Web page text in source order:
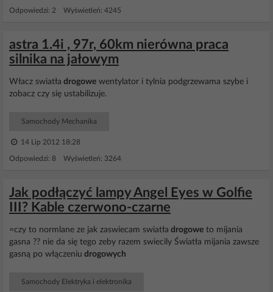
Odpowiedzi: 2 Wyświetleń: 4245
astra 1.4i , 97r, 60km nierówna praca
silnika na jałowym
Włacz swiatła drogowe wentylator i tylnia podgrzewama szybe i
zobacz czy się ustabilizuje.
Samochody Mechanika
14 Lip 2012 18:28
Odpowiedzi: 8 Wyświetleń: 3264
Jak podłączyć lampy Angel Eyes w Golfie
III? Kable czerwono-czarne
=czy to normlane ze jak zaswiecam swiatła drogowe to mijania
gasna ?? nie da się tego zeby razem swiecily Światła mijania zawsze
gasną po włączeniu drogowych
Samochody Elektryka i elektronika